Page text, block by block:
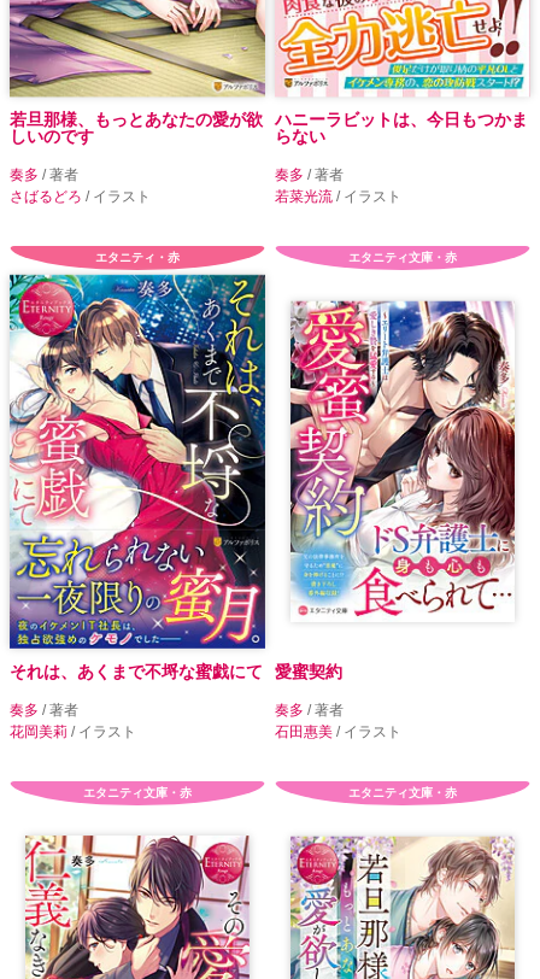
若旦那様、もっとあなたの愛が欲
しいのです
奏多 / 著者
さばるどろ / イラスト
ハニーラビットは、今日もつかま
らない
奏多 / 著者
若菜光流 / イラスト
エタニティ・赤
それは、あくまで不埒な蜜戯にて
奏多 / 著者
花岡美莉 / イラスト
エタニティ文庫・赤
愛蜜契約
奏多 / 著者
石田惠美 / イラスト
エタニティ文庫・赤 エタニティ文庫・赤